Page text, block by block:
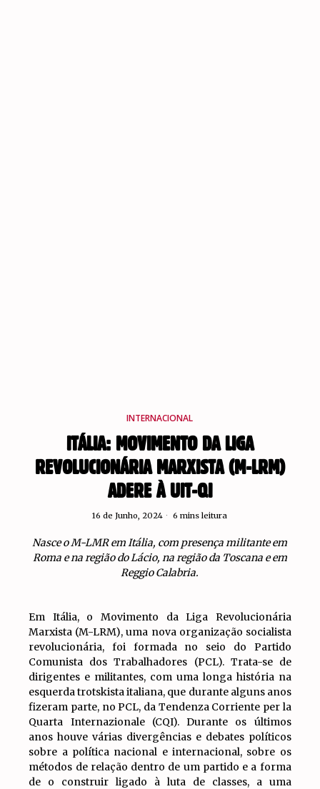
INTERNACIONAL
ITÁLIA: MOVIMENTO DA LIGA
REVOLUCIONÁRIA MARXISTA (M-LRM)
ADERE À UIT-QI
16 de Junho, 2024 6 mins leitura
Nasce o M-LMR em Itália, com presença militante em
Roma e na região do Lácio, na região da Toscana e em
Reggio Calabria.
Em Itália, o Movimento da Liga Revolucionária
Marxista (M-LRM), uma nova organização socialista
revolucionária, foi formada no seio do Partido
Comunista dos Trabalhadores (PCL). Trata-se de
dirigentes e militantes, com uma longa história na
esquerda trotskista italiana, que durante alguns anos
fizeram parte, no PCL, da Tendenza Corriente per la
Quarta Internazionale (CQI). Durante os últimos
anos houve várias divergências e debates políticos
sobre a política nacional e internacional, sobre os
métodos de relação dentro de um partido e a forma
de o construir ligado à luta de classes, a uma